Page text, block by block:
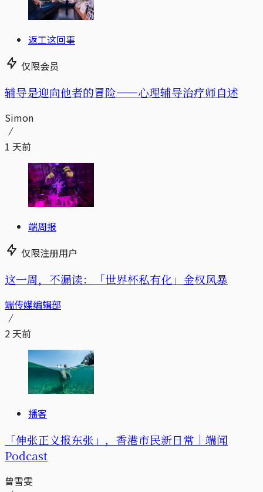
返工这回事
仅限会员
辅导是迎向他者的冒险——心理辅导治疗师自述
Simon
1 天前
端周报
仅限注册用户
这一周，不漏读：「世界杯私有化」金权风暴
端传媒编辑部
2 天前
播客
「伸张正义报东张」，香港市民新日常｜端闻
Podcast
曾雪雯